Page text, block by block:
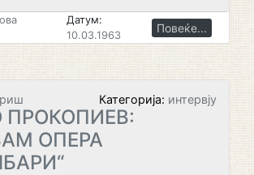
Датум:
10.03.1963
Повеќе...
Категорија: интервју
ПРОКОПИЕВ:
ОПЕРА